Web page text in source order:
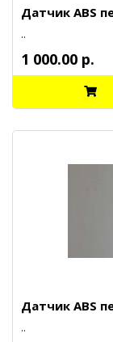
Датчик ABS
..
1 000.00 р.
Датчик ABS
..